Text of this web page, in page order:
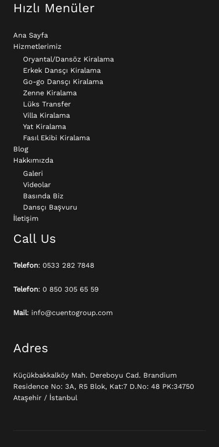
Hızlı Menüler
Ana Sayfa
Hizmetlerimiz
Oryantal/Dansöz Kiralama
Erkek Dansçı Kiralama​
Go-go Dansçı Kiralama​
Zenne Kiralama
Lüks Transfer
Villa Kiralama
Yat Kiralama
Fasıl Ekibi Kiralama
Blog
Hakkımızda
Galeri
Videolar
Basında Biz
Dansçı Başvuru
İletişim
Call Us
Telefon: 0533 282 7848
Telefon: 0 850 305 65 59
Mail: info@cuentogroup.com
Adres
Küçükbakkalköy Mah. Dereboyu Cad. Brandium
Residence No: 3A, R5 Blok, Kat:7 D.No: 48 PK:34750
Ataşehir / İstanbul